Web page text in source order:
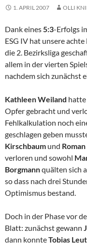
1. APRIL 2007 OLLI
Dank eines5:3-Erfolgs
ESG IV hat unsere
die 2. Bezirksliga
allem in der vierten
nachdem sich zunächst
Kathleen Weiland
Opfer gebracht und
Fehlkalkulation noch
geschlagen geben
Kirschbaum und
verloren und sowohl
Borgmannquälten sich
so dass nach drei
Optimismus bestand.
Doch in der Phase vor
Blatt: zunächst gewann
dann konnteTobias